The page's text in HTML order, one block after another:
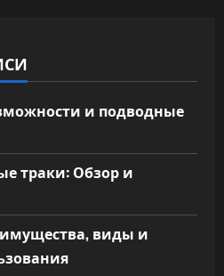
и подводные
траки: Обзор и
виды и